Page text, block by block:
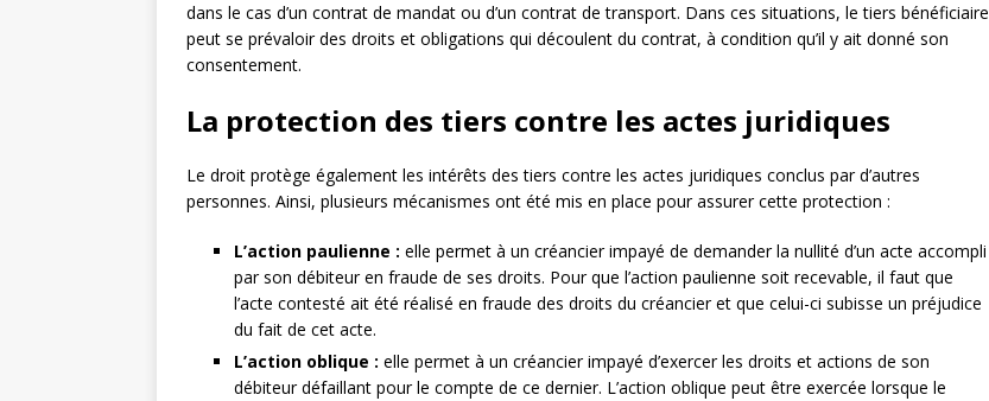
dans le cas d’un contrat de mandat ou d’un contrat de transport. Dans ces situations, le tiers bénéficiaire
peut se prévaloir des droits et obligations qui découlent du contrat, à condition qu’il y ait donné son
consentement.
La protection des tiers contre les actes juridiques
Le droit protège également les intérêts des tiers contre les actes juridiques conclus par d’autres
personnes. Ainsi, plusieurs mécanismes ont été mis en place pour assurer cette protection :
L’action paulienne : elle permet à un créancier impayé de demander la nullité d’un acte accompli
par son débiteur en fraude de ses droits. Pour que l’action paulienne soit recevable, il faut que
l’acte contesté ait été réalisé en fraude des droits du créancier et que celui-ci subisse un préjudice
du fait de cet acte.
L’action oblique : elle permet à un créancier impayé d’exercer les droits et actions de son
débiteur défaillant pour le compte de ce dernier. L’action oblique peut être exercée lorsque le